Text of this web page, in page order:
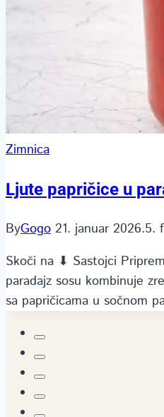
Zimnica
Ljute papričice u
ByGogo 21. januar 2026.5.
Skoči na ⬇ Sastojci
paradajz sosu kombinuje
sa papričicama u sočnom